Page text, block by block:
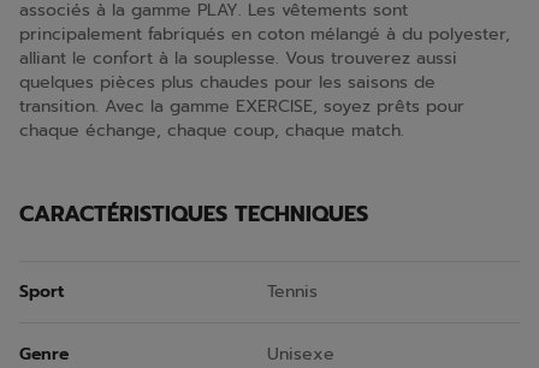
associés à la gamme PLAY. Les vêtements sont
principalement fabriqués en coton mélangé à du polyester,
alliant le confort à la souplesse. Vous trouverez aussi
quelques pièces plus chaudes pour les saisons de
transition. Avec la gamme EXERCISE, soyez prêts pour
chaque échange, chaque coup, chaque match.
CARACTÉRISTIQUES TECHNIQUES
Sport Tennis
Genre Unisexe